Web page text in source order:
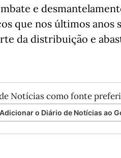
e
que nos últimos anos
da distribuição e
Notícias como fonte
Adicionar o Diário de Notícias ao